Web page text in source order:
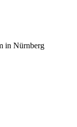
in Nürnberg